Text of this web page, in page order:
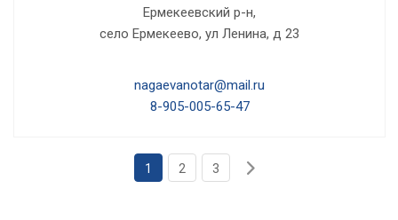
Ермекеевский р-н,
село Ермекеево, ул Ленина, д 23
nagaevanotar@mail.ru
8-905-005-65-47
1 2 3